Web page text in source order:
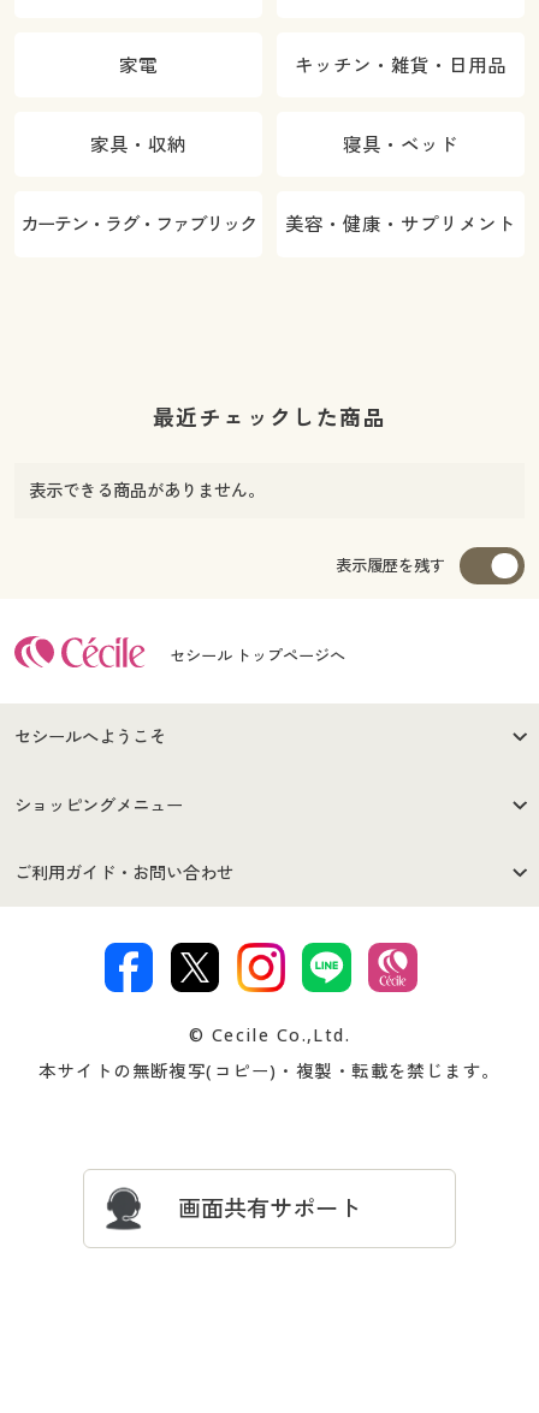
家電 キッチン・雑貨・日用品
家具・収納 寝具・ベッド
カーテン・ラグ・ファブリック 美容・健康・サプリメント
最近チェックした商品
表示できる商品がありません。
表示履歴を残す
セシール トップページへ
セシールへようこそ
はじめての方へ
セシールご利用規約
著作権・商標について 会社案内
ショッピングメニュー
商品カテゴリ
プレゼント＆キャンペーン サイトマップ
ご利用ガイド・お問い合わせ
交換・返品は お支払は
ついて
忘れの場合
© Cecile Co.,Ltd.
本サイトの無断複写(コピー)・複製・転載を禁じます。
画面共有サポート